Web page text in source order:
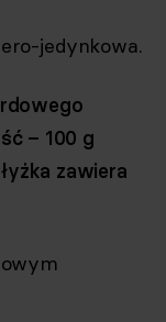
jedynkowa.
– 100 g
zawiera